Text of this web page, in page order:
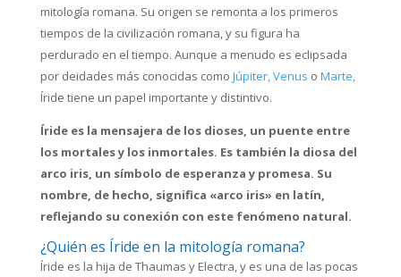
mitología romana. Su origen se remonta a los primeros
tiempos de la civilización romana, y su figura ha
perdurado en el tiempo. Aunque a menudo es eclipsada
por deidades más conocidas como Júpiter,Venus o Marte,
Íride tiene un papel importante y distintivo.
Íride es la mensajera de los dioses, un puente entre
los mortales y los inmortales. Es también la diosa del
arco iris, un símbolo de esperanza y promesa. Su
nombre, de hecho, significa «arco iris» en latín,
reflejando su conexión con este fenómeno natural.
¿Quién es Íride en la mitología romana?
Íride es la hija de Thaumas y Electra, y es una de las pocas